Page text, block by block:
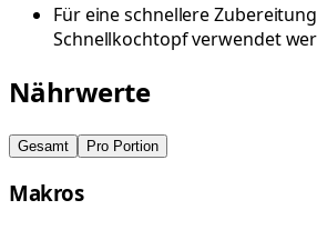
Für eine schnellere
Schnellkochtopf verwendet
Nährwerte
Gesamt Pro Portion
Makros